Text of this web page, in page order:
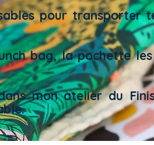
pour transporter
bag, la pochette
mon atelier du